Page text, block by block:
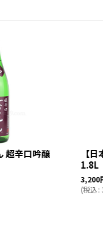
超辛口吟醸
【
1.8L
3,200
(税込: